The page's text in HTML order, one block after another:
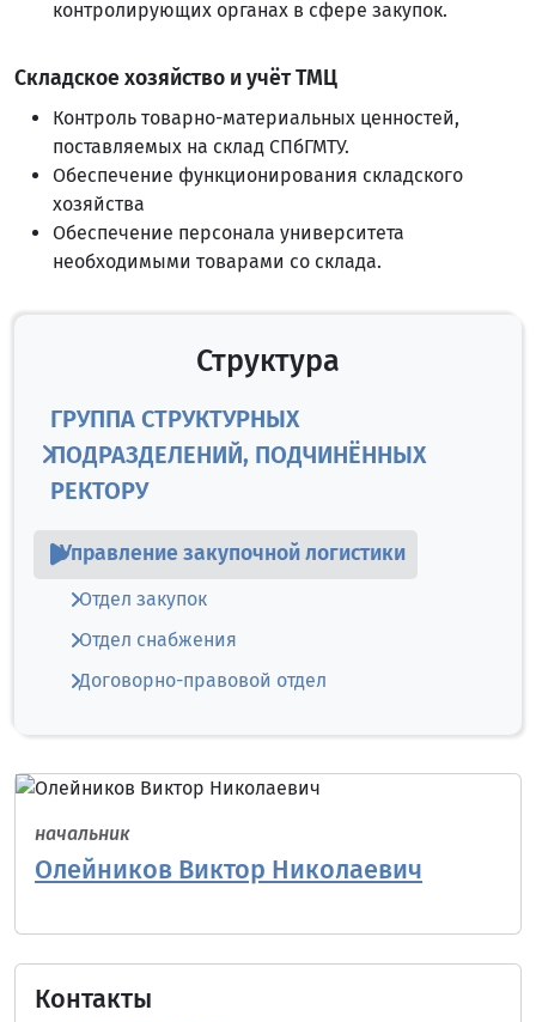
контролирующих органах в сфере закупок.
Складское хозяйство и учёт ТМЦ
Контроль товарно-материальных ценностей,
поставляемых на склад СПбГМТУ.
Обеспечение функционирования складского
хозяйства
Обеспечение персонала университета
необходимыми товарами со склада.
Структура
ГРУППА СТРУКТУРНЫХ
ПОДРАЗДЕЛЕНИЙ, ПОДЧИНЁННЫХ
РЕКТОРУ
Управление закупочной логистики
Отдел закупок
Отдел снабжения
Договорно-правовой отдел
начальник
Олейников Виктор Николаевич
Контакты